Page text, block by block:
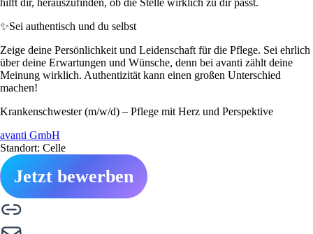
✨Sei authentisch und du selbst
Zeige deine Persönlichkeit und Leidenschaft für die Pflege. Sei ehrlich
über deine Erwartungen und Wünsche, denn bei avanti zählt deine
Meinung wirklich. Authentizität kann einen großen Unterschied
machen!
Krankenschwester (m/w/d) – Pflege mit Herz und Perspektive
avanti GmbH
Standort: Celle
Jetzt bewerben